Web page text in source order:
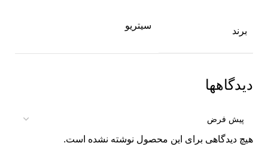
برند
سیتریو
دیدگاهها
هیچ دیدگاهی برای این محصول نوشته نشده است.